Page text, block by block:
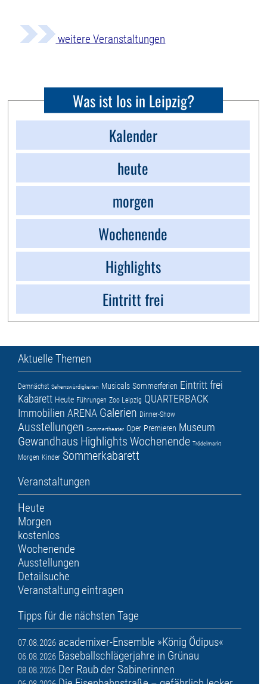
weitere Veranstaltungen
Was ist los in Leipzig?
Kalender
heute
morgen
Wochenende
Highlights
Eintritt frei
Aktuelle Themen
Demnächst Sehenswürdigkeiten Musicals Sommerferien Eintritt frei
Kabarett Heute Führungen Zoo Leipzig QUARTERBACK
Immobilien ARENA Galerien Dinner-Show
Ausstellungen Sommertheater Oper Premieren Museum
Gewandhaus Highlights Wochenende Trödelmarkt
Morgen Kinder Sommerkabarett
Veranstaltungen
Heute
Morgen
kostenlos
Wochenende
Ausstellungen
Detailsuche
Veranstaltung eintragen
Tipps für die nächsten Tage
07.08.2026 academixer-Ensemble »König Ödipus«
06.08.2026 Baseballschlägerjahre in Grünau
08.08.2026 Der Raub der Sabinerinnen